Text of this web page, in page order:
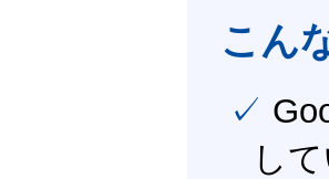
こん
✓ Google Workspace（旧G Suite） を社内で導入
し